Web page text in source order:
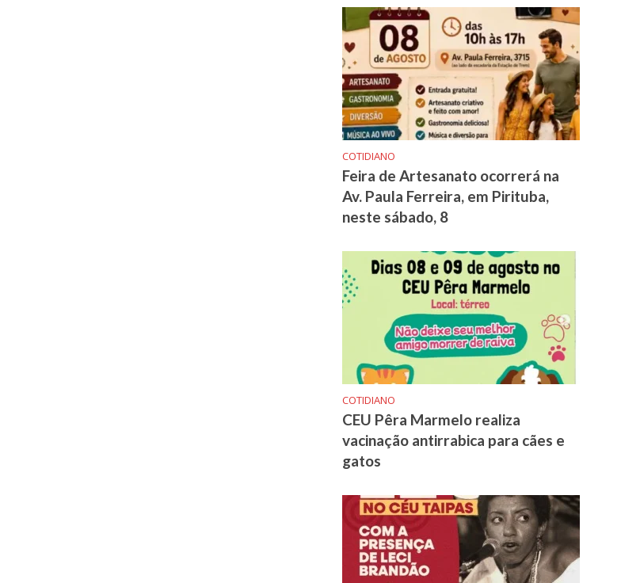
COTIDIANO
Feira de Artesanato ocorrerá na
Av. Paula Ferreira, em Pirituba,
neste sábado, 8
COTIDIANO
CEU Pêra Marmelo realiza
vacinação antirrabica para cães e
gatos